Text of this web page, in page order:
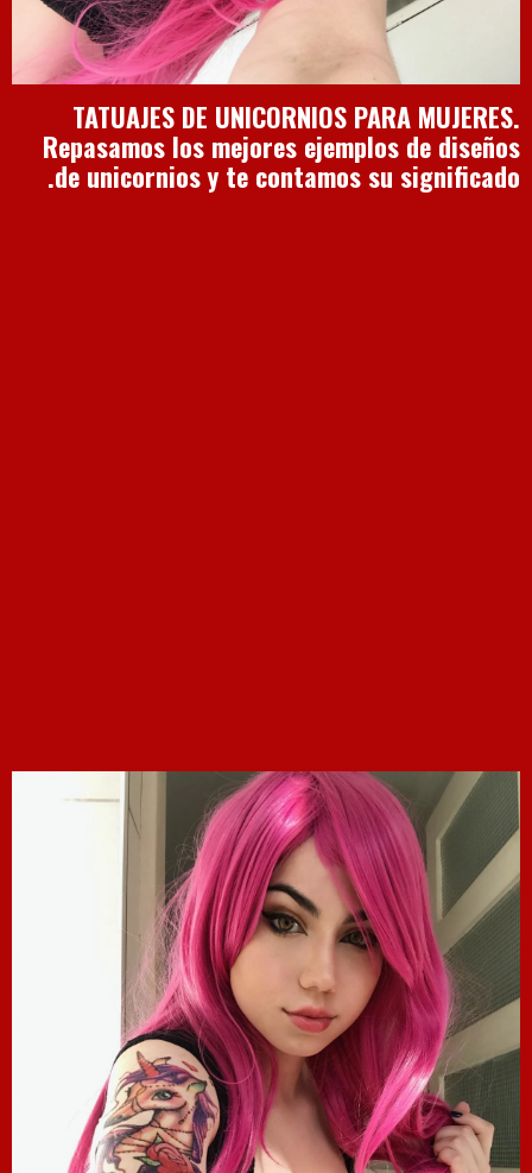
TATUAJES DE UNICORNIOS PARA MUJERES.
Repasamos los mejores ejemplos de diseños
de unicornios y te contamos su significado.